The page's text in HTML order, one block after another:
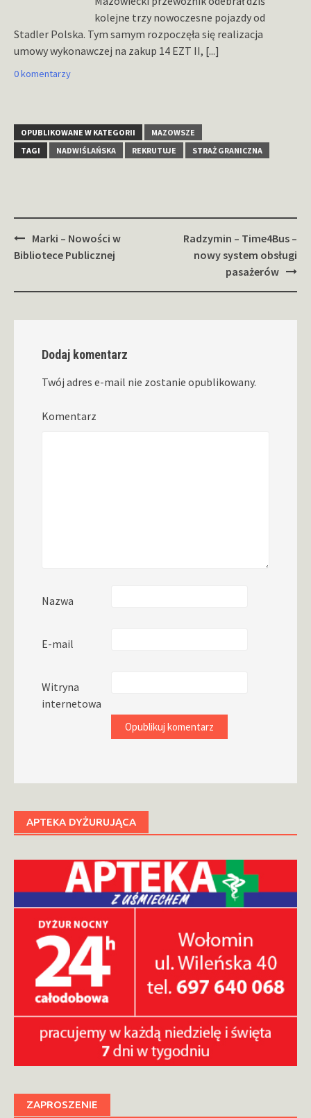
kolejne trzy nowoczesne pojazdy od
Stadler Polska. Tym samym rozpoczęła się realizacja
umowy wykonawczej na zakup 14 EZT II, [...]
0 komentarzy
OPUBLIKOWANE W KATEGORII
MAZOWSZE
TAGI
NADWIŚLAŃSKA REKRUTUJE STRAŻ GRANICZNA
Zobacz
wpisy
Marki – Nowości w
Bibliotece Publicznej
Radzymin – Time4Bus –
nowy system obsługi
pasażerów
Dodaj komentarz
Twój adres e-mail nie zostanie opublikowany.
Komentarz
Nazwa
E-mail
Witryna
internetowa
APTEKA DYŻURUJĄCA
ZAPROSZENIE